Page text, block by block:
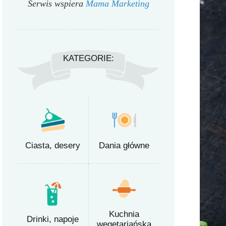
Serwis wspiera Mama Marketing
KATEGORIE:
Ciasta, desery Dania główne
Drinki, napoje
Kuchnia
wegetariańska